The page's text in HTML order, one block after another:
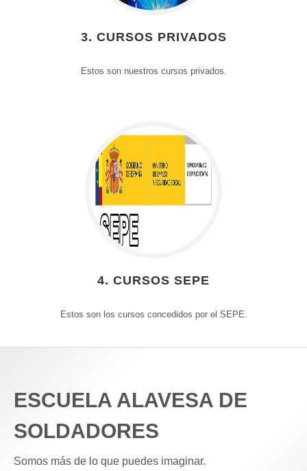
3. CURSOS PRIVADOS
Estos son nuestros cursos privados.
4. CURSOS SEPE
Estos son los cursos concedidos por el SEPE.
ESCUELA ALAVESA DE
SOLDADORES
Somos más de lo que puedes imaginar.